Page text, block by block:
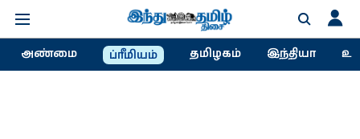
அண்மை ப்ரீமியம் தமிழகம் இந்தியா